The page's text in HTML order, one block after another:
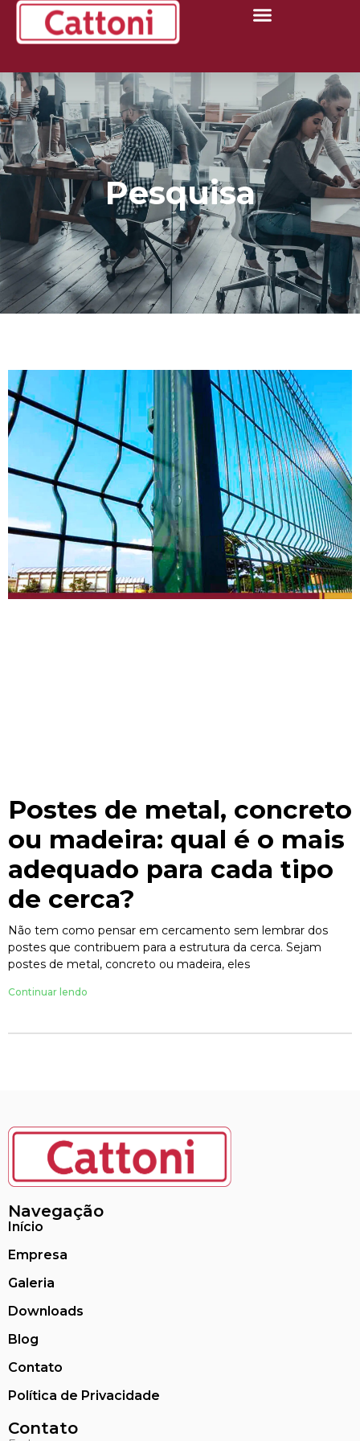
Pesquisa
Postes de metal, concreto
ou madeira: qual é o mais
adequado para cada tipo
de cerca?
Não tem como pensar em cercamento sem lembrar dos
postes que contribuem para a estrutura da cerca. Sejam
postes de metal, concreto ou madeira, eles
Continuar lendo
Navegação
Início
Empresa
Galeria
Downloads
Blog
Contato
Política de Privacidade
Contato